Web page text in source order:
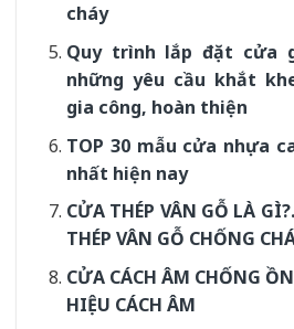
cháy
Quy trình lắp đặt cửa
những yêu cầu khắt
gia công, hoàn thiện
TOP 30 mẫu cửa nhựa
nhất hiện nay
CỬA THÉP VÂN GỖ LÀ
THÉP VÂN GỖ CHỐNG
CỬA CÁCH ÂM CHỐNG
HIỆU CÁCH ÂM